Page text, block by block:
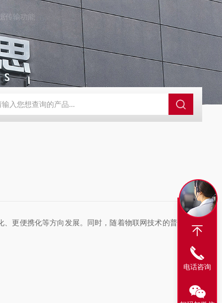
传输功能
甲肼气体检测仪 JES-MS400W-CO一氧化碳气体检测仪
更便携化等方向发展。同时，随着物联网技术的普及和
电话咨询